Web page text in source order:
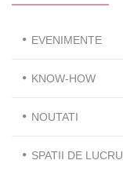
EVENIMENTE
KNOW-HOW
NOUTATI
SPATII DE LUCRU